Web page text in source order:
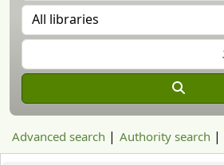
Advanced search Authority search